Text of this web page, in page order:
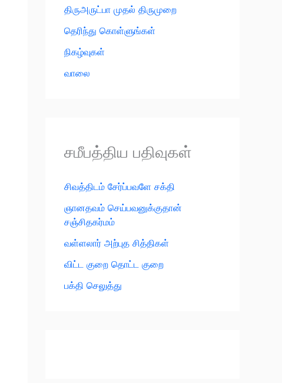
திருஅருட்பா முதல் திருமுறை
தெரிந்து கொள்ளுங்கள்
நிகழ்வுகள்
வாலை
சமீபத்திய பதிவுகள்
சிவத்திடம் சேர்ப்பவளே சக்தி
ஞானதவம் செய்பவனுக்குதான்
சஞ்சிதகர்மம்
வள்ளலார் அற்புத சித்திகள்
விட்ட குறை தொட்ட குறை
பக்தி செலுத்து